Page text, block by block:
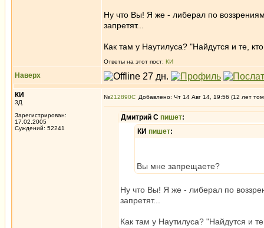
Ну что Вы! Я же - либерал по
запретят...
Как там у Наутилуса? "Найдутся и те,
Ответы на этот пост: КИ
Наверх
КИ
3Д
Зарегистрирован:
17.02.2005
Суждений: 52241
№212890 Добавлено: Чт 14 Авг 14, 19:56 (12 лет
Дмитрий С пишет:
КИ пишет:
Вы мне запрещаете?
Ну что Вы! Я же - либерал по
запретят...
Как там у Наутилуса? "Найдутся и